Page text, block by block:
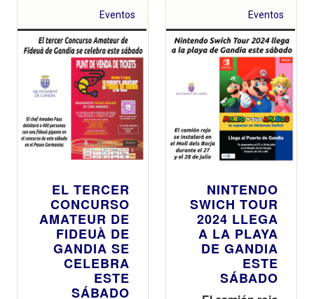
Eventos
EL TERCER
CONCURSO
AMATEUR DE
FIDEUÀ DE
GANDIA SE
CELEBRA
ESTE
SÁBADO
Eventos
NINTENDO
SWICH TOUR
2024 LLEGA
A LA PLAYA
DE GANDIA
ESTE
SÁBADO